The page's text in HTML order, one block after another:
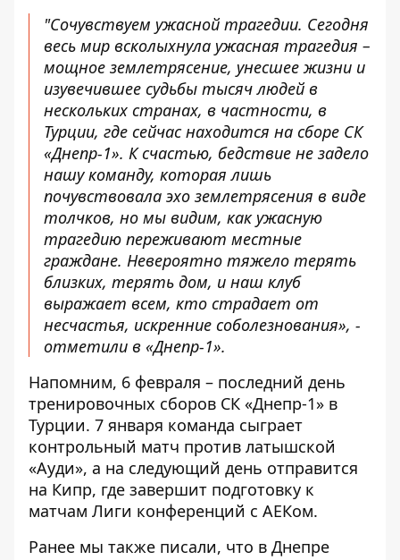
"Сочувствуем ужасной трагедии. Сегодня
весь мир всколыхнула ужасная трагедия –
мощное землетрясение, унесшее жизни и
изувечившее судьбы тысяч людей в
нескольких странах, в частности, в
Турции, где сейчас находится на сборе СК
«Днепр-1». К счастью, бедствие не задело
нашу команду, которая лишь
почувствовала эхо землетрясения в виде
толчков, но мы видим, как ужасную
трагедию переживают местные
граждане. Невероятно тяжело терять
близких, терять дом, и наш клуб
выражает всем, кто страдает от
несчастья, искренние соболезнования», -
отметили в «Днепр-1».
Напомним, 6 февраля – последний день
тренировочных сборов СК «Днепр-1» в
Турции. 7 января команда сыграет
контрольный матч против латышской
«Ауди», а на следующий день отправится
на Кипр, где завершит подготовку к
матчам Лиги конференций с АЕКом.
Ранее мы также писали, что в Днепре